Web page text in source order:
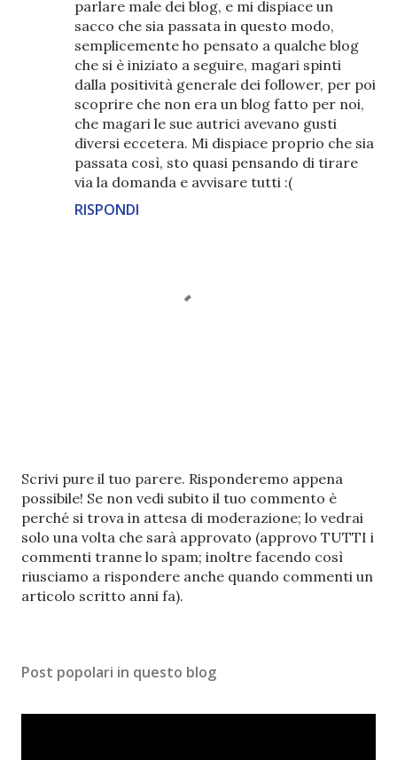
parlare male dei blog, e mi dispiace un
sacco che sia passata in questo modo,
semplicemente ho pensato a qualche blog
che si è iniziato a seguire, magari spinti
dalla positività generale dei follower, per poi
scoprire che non era un blog fatto per noi,
che magari le sue autrici avevano gusti
diversi eccetera. Mi dispiace proprio che sia
passata così, sto quasi pensando di tirare
via la domanda e avvisare tutti :(
RISPONDI
P
o
s
t
a
u
n
m
n
Scrivi pure il tuo parere. Risponderemo appena
possibile! Se non vedi subito il tuo commento è
perché si trova in attesa di moderazione; lo vedrai
solo una volta che sarà approvato (approvo TUTTI i
commenti tranne lo spam; inoltre facendo così
riusciamo a rispondere anche quando commenti un
articolo scritto anni fa).
Post popolari in questo blog